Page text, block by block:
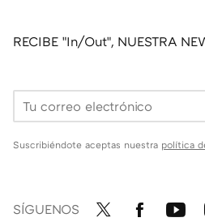
RECIBE "In/Out", NUESTRA
Suscribiéndote aceptas nuestra política
SÍGUENOS